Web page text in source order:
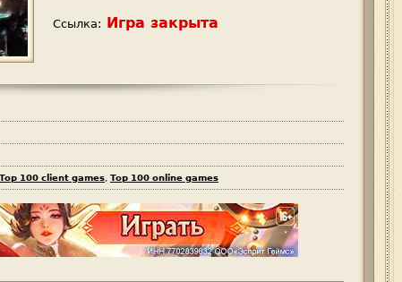
Ссылка: Игра закрыта
Top 100 client games Top 100 online games